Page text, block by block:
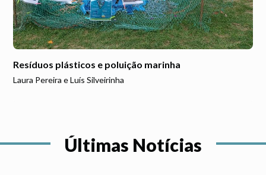
Resíduos plásticos e poluição marinha
Laura Pereira e Luís Silveirinha
Últimas Notícias